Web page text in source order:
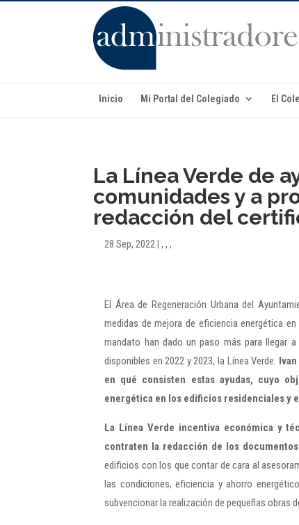
Inicio Mi Portal del Colegiado El
La Línea Verde de
comunidades y a
redacción del
28 Sep, 2022 |,,,
El Área de Regeneración Urbana del
medidas de mejora de eficiencia energética
mandato han dado un paso más para llegar
disponibles en 2022 y 2023, la Línea Verde.
en qué consisten estas ayudas, cuyo
energética en los edificios residenciales y
La Línea Verde incentiva económica y
contraten la redacción de los
edificios con los que contar de cara al
las condiciones, eficiencia y ahorro
subvencionar la realización de pequeñas obras